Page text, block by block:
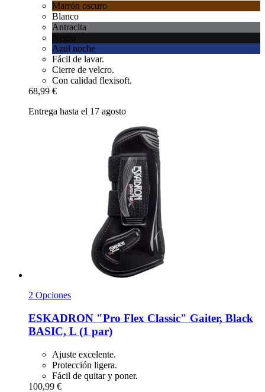
Marrón oscuro
Blanco
Antracita
Azul noche
Fácil de lavar.
Cierre de velcro.
Con calidad flexisoft.
68,99 €
Entrega hasta el 17 agosto
2 Opciones
ESKADRON "Pro Flex Classic" Gaiter, Black
BASIC, L (1 par)
Ajuste excelente.
Protección ligera.
Fácil de quitar y poner.
100,99 €